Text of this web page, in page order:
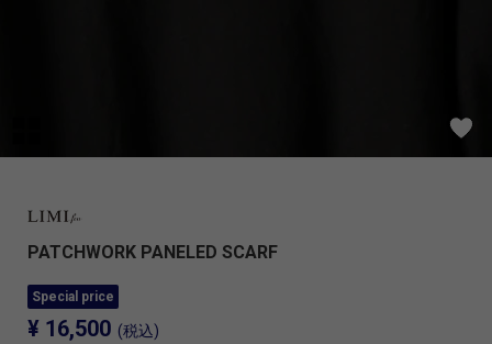
PATCHWORK PANELED SCARF
Special price
¥ 16,500 (税込)